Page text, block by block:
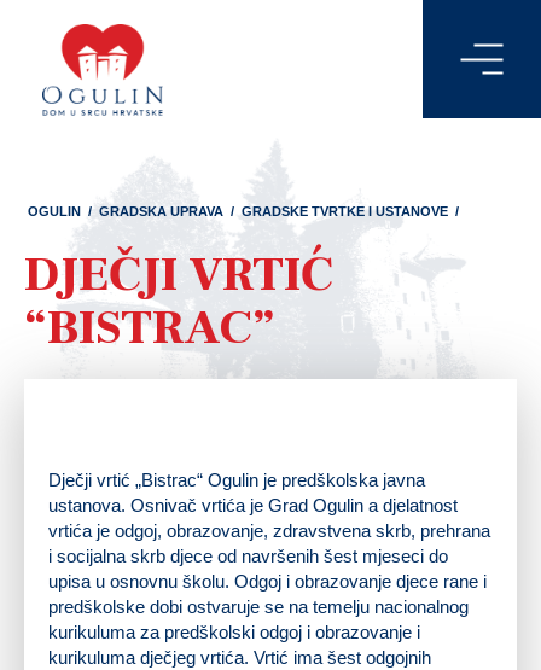
OGULIN / GRADSKA UPRAVA / GRADSKE TVRTKE I USTANOVE /
DJEČJI VRTIĆ
“BISTRAC”
Dječji vrtić „Bistrac“ Ogulin je predškolska javna
ustanova. Osnivač vrtića je Grad Ogulin a djelatnost
vrtića je odgoj, obrazovanje, zdravstvena skrb, prehrana
i socijalna skrb djece od navršenih šest mjeseci do
upisa u osnovnu školu. Odgoj i obrazovanje djece rane i
predškolske dobi ostvaruje se na temelju nacionalnog
kurikuluma za predškolski odgoj i obrazovanje i
kurikuluma dječjeg vrtića. Vrtić ima šest odgojnih